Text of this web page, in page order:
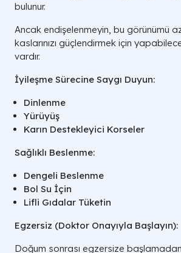
bulunur.
Ancak endişelenmeyin, bu görünümü
kaslarınızı güçlendirmek için
vardır.
İyileşme Sürecine Saygı Duyun:
Dinlenme
Yürüyüş
Karın Destekleyici Korseler
Sağlıklı Beslenme:
Dengeli Beslenme
Bol Su İçin
Lifli Gıdalar Tüketin
Egzersiz (Doktor Onayıyla Başlayın):
Doğum sonrası egzersize